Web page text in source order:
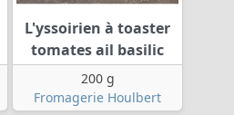
L'yssoirien à toaster
tomates ail basilic
200 g
Fromagerie Houlbert